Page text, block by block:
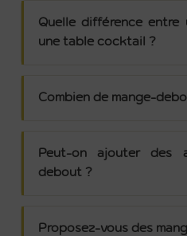
Quelle différence entre
une table cocktail ?
Combien de mange-
Peut-on ajouter des
debout ?
Proposez-vous des